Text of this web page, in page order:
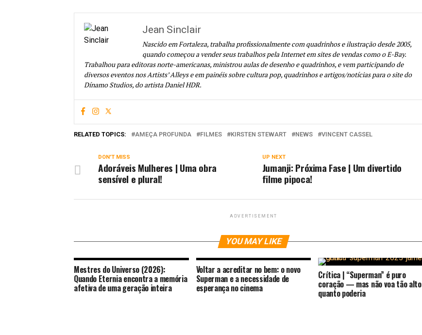
Jean Sinclair
Nascido em Fortaleza, trabalha profissionalmente com quadrinhos e ilustração desde 2005,
quando começou a vender seus trabalhos pela Internet em sites de vendas como o E-Bay.
Trabalhou para editoras norte-americanas, ministrou aulas de desenho e quadrinhos, e vem participando de
diversos eventos nos Artists’ Alleys e em painéis sobre cultura pop, quadrinhos e artigos/notícias para o site do
Dínamo Studios, do artista Daniel HDR.
RELATED TOPICS: AMEÇA PROFUNDA FILMES KIRSTEN STEWART NEWS VINCENT CASSEL
UP NEXT
Jumanji: Próxima Fase | Um divertido
filme pipoca!
DON'T MISS
Adoráveis Mulheres | Uma obra
sensível e plural!
ADVERTISEMENT
YOU MAY LIKE
Mestres do Universo (2026):
Quando Eternia encontra a memória
afetiva de uma geração inteira
Voltar a acreditar no bem: o novo
Superman e a necessidade de
esperança no cinema
Crítica | “Superman” é puro
coração — mas não voa tão alto
quanto poderia